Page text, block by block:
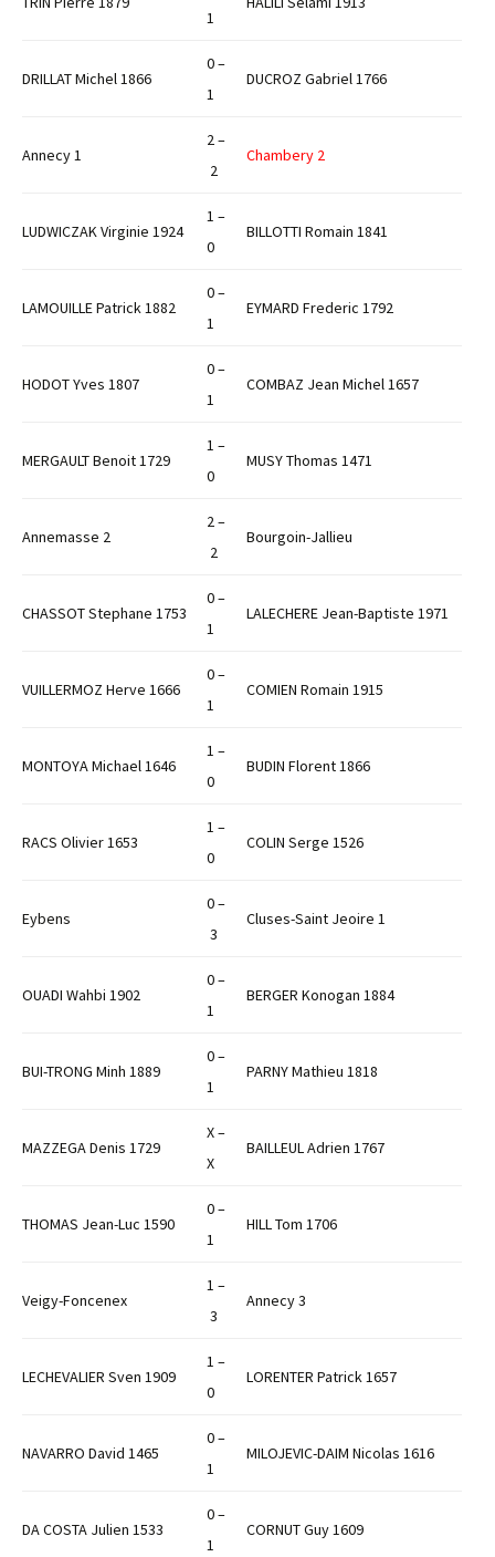
1
DRILLAT Michel 1866
0 –
1
DUCROZ Gabriel 1766
Annecy 1
2 –
2
Chambery 2
LUDWICZAK Virginie 1924
1 –
0
BILLOTTI Romain 1841
LAMOUILLE Patrick 1882
0 –
1
EYMARD Frederic 1792
HODOT Yves 1807
0 –
1
COMBAZ Jean Michel 1657
MERGAULT Benoit 1729
1 –
0
MUSY Thomas 1471
Annemasse 2
2 –
2
Bourgoin-Jallieu
CHASSOT Stephane 1753
0 –
1
LALECHERE Jean-Baptiste 1971
VUILLERMOZ Herve 1666
0 –
1
COMIEN Romain 1915
MONTOYA Michael 1646
1 –
0
BUDIN Florent 1866
RACS Olivier 1653
1 –
0
COLIN Serge 1526
Eybens
0 –
3
Cluses-Saint Jeoire 1
OUADI Wahbi 1902
0 –
1
BERGER Konogan 1884
BUI-TRONG Minh 1889
0 –
1
PARNY Mathieu 1818
MAZZEGA Denis 1729
X –
X
BAILLEUL Adrien 1767
THOMAS Jean-Luc 1590
0 –
1
HILL Tom 1706
Veigy-Foncenex
1 –
3
Annecy 3
LECHEVALIER Sven 1909
1 –
0
LORENTER Patrick 1657
NAVARRO David 1465
0 –
1
MILOJEVIC-DAIM Nicolas 1616
DA COSTA Julien 1533
0 –
1
CORNUT Guy 1609